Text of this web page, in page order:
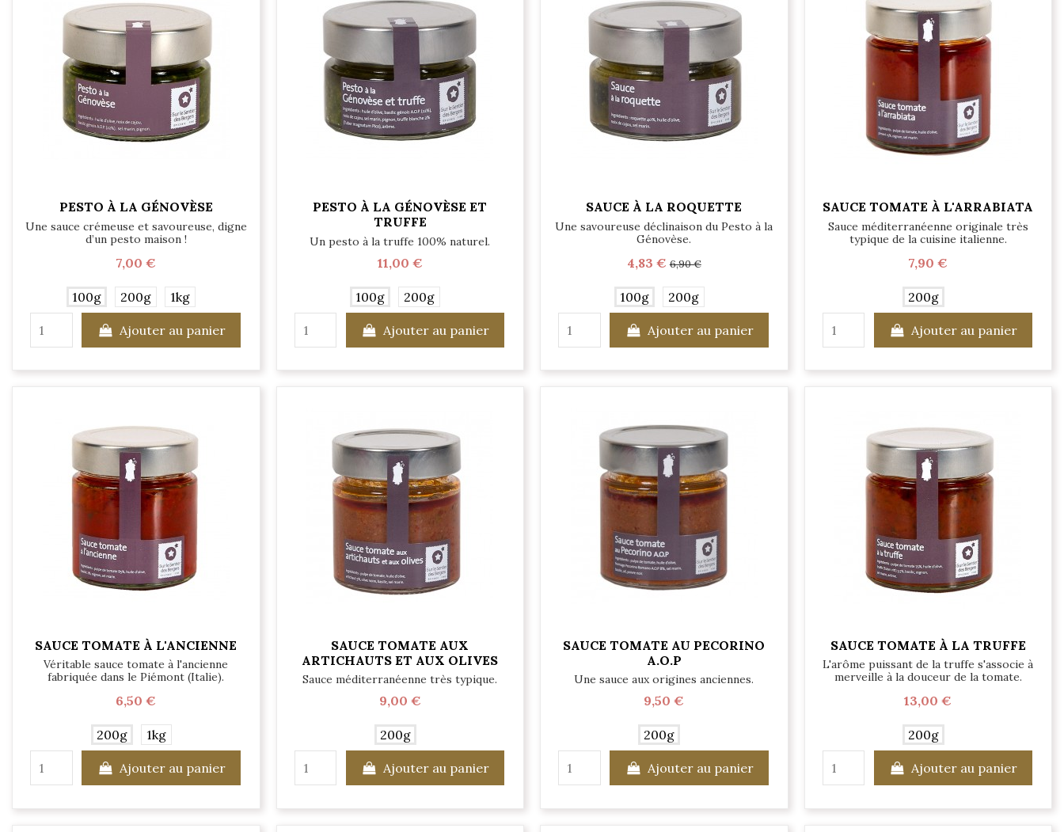
PESTO À LA GÉNOVÈSE
Une sauce crémeuse et savoureuse, digne
d’un pesto maison !
7,00 €
100g 200g 1kg
Ajouter au panier
PESTO À LA GÉNOVÈSE ET
TRUFFE
Un pesto à la truffe 100% naturel.
11,00 €
100g 200g
Ajouter au panier
SAUCE À LA ROQUETTE
Une savoureuse déclinaison du Pesto à la
Génovèse.
4,83 € 6,90 €
100g 200g
Ajouter au panier
SAUCE TOMATE À L'ARRABIATA
Sauce méditerranéenne originale très
typique de la cuisine italienne.
7,90 €
200g
Ajouter au panier
SAUCE TOMATE À L'ANCIENNE
Véritable sauce tomate à l'ancienne
fabriquée dans le Piémont (Italie).
6,50 €
200g 1kg
Ajouter au panier
SAUCE TOMATE AUX
ARTICHAUTS ET AUX OLIVES
Sauce méditerranéenne très typique.
9,00 €
200g
Ajouter au panier
SAUCE TOMATE AU PECORINO
A.O.P
Une sauce aux origines anciennes.
9,50 €
200g
Ajouter au panier
SAUCE TOMATE À LA TRUFFE
L'arôme puissant de la truffe s'associe à
merveille à la douceur de la tomate.
13,00 €
200g
Ajouter au panier